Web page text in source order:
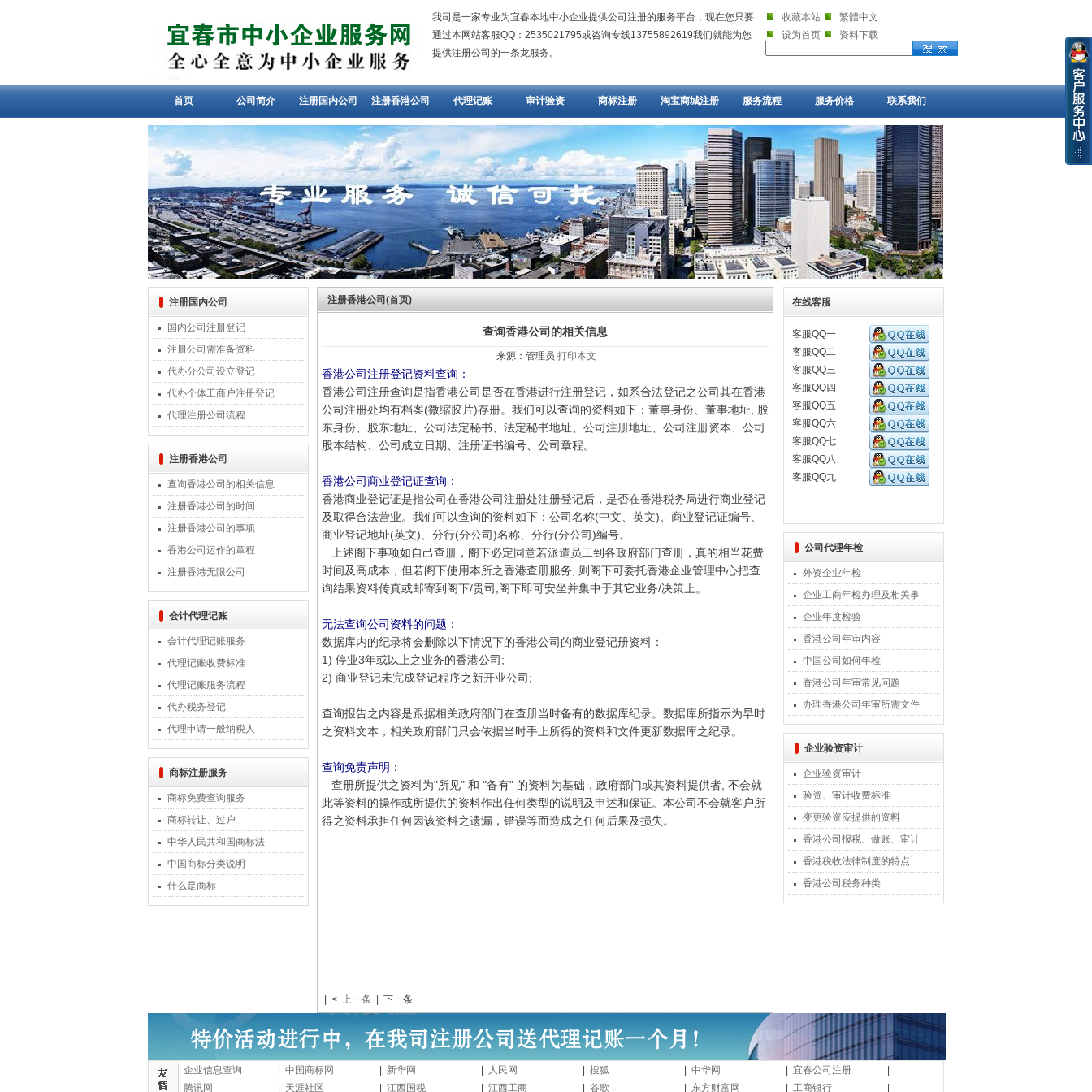
我司是一家专业为宜春本地中小企业提供公司注册的服务平台，现在您只要
通过本网站客服QQ：2535021795或咨询专线13755892619我们就能为您
提供注册公司的一条龙服务。
收藏本站
繁體中文
设为首页
资料下载
首页 公司简介 注册国内公司 注册香港公司 代理记账 审计验资 商标注册 淘宝商城注册 服务流程 服务价格 联系我们
注册国内公司
国内公司注册登记
注册公司需准备资料
代办分公司设立登记
代办个体工商户注册登记
代理注册公司流程
注册香港公司
查询香港公司的相关信息
注册香港公司的时间
注册香港公司的事项
香港公司运作的章程
注册香港无限公司
会计代理记账
会计代理记账服务
代理记账收费标准
代理记账服务流程
代办税务登记
代理申请一般纳税人
商标注册服务
商标免费查询服务
商标转让、过户
中华人民共和国商标法
中国商标分类说明
什么是商标
注册香港公司(首页)
查询香港公司的相关信息
来源：管理员 打印本文
香港公司注册登记资料查询：
香港公司注册查询是指香港公司是否在香港进行注册登记，如系合法登记之公司其在香港
公司注册处均有档案(微缩胶片)存册。我们可以查询的资料如下：董事身份、董事地址, 股
东身份、股东地址、公司法定秘书、法定秘书地址、公司注册地址、公司注册资本、公司
股本结构、公司成立日期、注册证书编号、公司章程。
香港公司商业登记证查询：
香港商业登记证是指公司在香港公司注册处注册登记后，是否在香港税务局进行商业登记
及取得合法营业。我们可以查询的资料如下：公司名称(中文、英文)、商业登记证编号、
商业登记地址(英文)、分行(分公司)名称、分行(分公司)编号。
上述阁下事项如自己查册，阁下必定同意若派遣员工到各政府部门查册，真的相当花费
时间及高成本，但若阁下使用本所之香港查册服务, 则阁下可委托香港企业管理中心把查
询结果资料传真或邮寄到阁下/贵司,阁下即可安坐并集中于其它业务/决策上。
无法查询公司资料的问题：
数据库内的纪录将会删除以下情况下的香港公司的商业登记册资料：
1) 停业3年或以上之业务的香港公司;
2) 商业登记未完成登记程序之新开业公司;
查询报告之内容是跟据相关政府部门在查册当时备有的数据库纪录。数据库所指示为早时
之资料文本，相关政府部门只会依据当时手上所得的资料和文件更新数据库之纪录。
查询免责声明：
查册所提供之资料为"所见" 和 "备有" 的资料为基础，政府部门或其资料提供者, 不会就
此等资料的操作或所提供的资料作出任何类型的说明及申述和保证。本公司不会就客户所
得之资料承担任何因该资料之遗漏，错误等而造成之任何后果及损失。
| < 上一条 | 下一条
在线客服
客服QQ一
客服QQ二
客服QQ三
客服QQ四
客服QQ五
客服QQ六
客服QQ七
客服QQ八
客服QQ九
公司代理年检
外资企业年检
企业工商年检办理及相关事
企业年度检验
香港公司年审内容
中国公司如何年检
香港公司年审常见问题
办理香港公司年审所需文件
企业验资审计
企业验资审计
验资、审计收费标准
变更验资应提供的资料
香港公司报税、做账、审计
香港税收法律制度的特点
香港公司税务种类
企业信息查询 中国商标网 新华网 人民网 搜狐 中华网 宜春公司注册
腾讯网
天涯社区 江西国税 江西工商 谷歌 东方财富网 工商银行